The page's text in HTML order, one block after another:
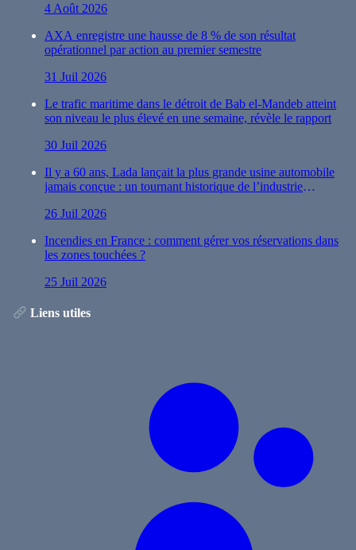
4 Août 2026
AXA enregistre une hausse de 8 % de son résultat
opérationnel par action au premier semestre
31 Juil 2026
Le trafic maritime dans le détroit de Bab el-Mandeb atteint
son niveau le plus élevé en une semaine, révèle le rapport
30 Juil 2026
Il y a 60 ans, Lada lançait la plus grande usine automobile
jamais conçue : un tournant historique de l’industrie
26 Juil 2026
Incendies en France : comment gérer vos réservations dans
les zones touchées ?
25 Juil 2026
Liens utiles